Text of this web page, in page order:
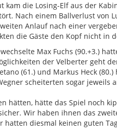
die Losing-Elf aus der
Nach einem Ballverlust von
Anlauf nach einer
die Gäste den Kopf nicht in
Max Fuchs (90.+3.)
der Velberter geht
(61.) und Markus Heck
scheiterten sogar jeweils
hätten, hätte das Spiel noch
Wir haben ihnen das
hatten diesmal keinen guten